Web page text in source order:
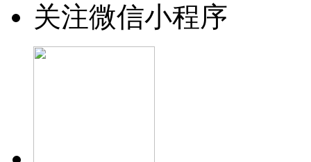
关注微信小程序